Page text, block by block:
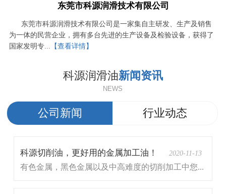
东莞市科源润滑技术有限公司
东莞市科源润滑技术有限公司是一家集自主研发、生产及销售
为一体的民营企业，拥有多台先进的生产设备及检验设备，获得了
国家发明专...
【查看详情】
科源润滑油新闻资讯
NEWS
公司新闻 行业动态
2020-11-13
科源切削油，更好用的金属加工油！
有色金属，黑色金属以及中高难度的切削加工中您...